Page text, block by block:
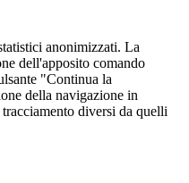
anonimizzati. La
dell'apposito comando
"Continua la
della navigazione in
diversi da quelli